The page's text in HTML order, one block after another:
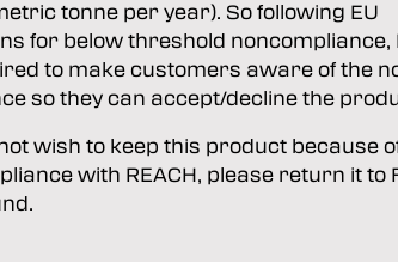
tonne per year). So following EU
for below threshold noncompliance,
to make customers aware of the
so they can accept/decline the
wish to keep this product because
with REACH, please return it to